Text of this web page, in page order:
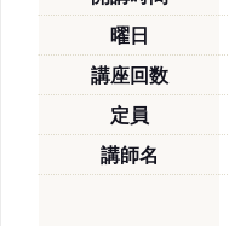
曜日
講座回数
定員
講師名